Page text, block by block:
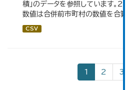
積」のデータを参照しています。
数値は合併前市町村の数値を合算し
CSV
1 2 3